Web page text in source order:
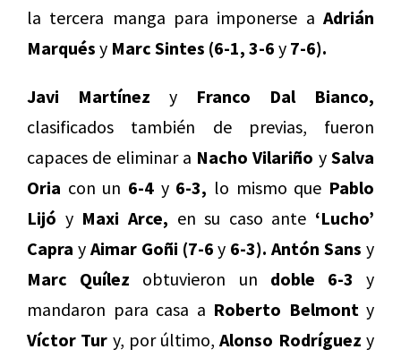
la tercera manga para imponerse a Adrián
Marqués y Marc Sintes (6-1, 3-6 y 7-6).
Javi Martínez y Franco Dal Bianco,
clasificados también de previas, fueron
capaces de eliminar a Nacho Vilariño ySalva
Oria con un 6-4 y 6-3, lo mismo que Pablo
Lijó y Maxi Arce, en su caso ante ‘Lucho’
Capra y Aimar Goñi (7-6 y 6-3). Antón Sans y
Marc Quílez obtuvieron un doble 6-3 y
mandaron para casa a Roberto Belmonty
Víctor Tur y, por último,Alonso Rodríguez y